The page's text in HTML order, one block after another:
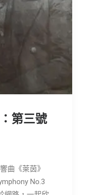
第三號
曲《萊茵》
No.3